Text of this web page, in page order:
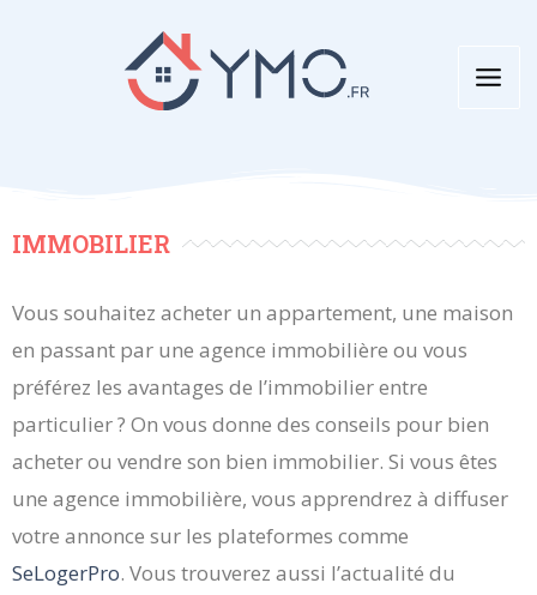
IMMOBILIER
Vous souhaitez acheter un appartement, une maison
en passant par une agence immobilière ou vous
préférez les avantages de l’immobilier entre
particulier ? On vous donne des conseils pour bien
acheter ou vendre son bien immobilier. Si vous êtes
une agence immobilière, vous apprendrez à diffuser
votre annonce sur les plateformes comme
SeLogerPro. Vous trouverez aussi l’actualité du